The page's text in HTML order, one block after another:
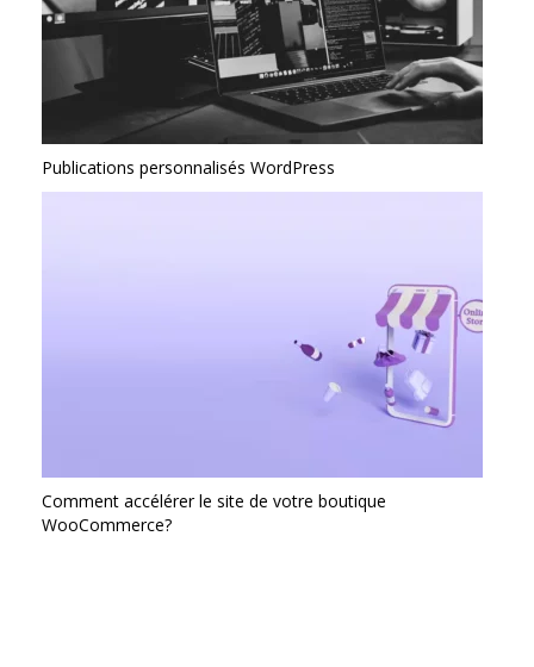
Publications personnalisés WordPress
Comment accélérer le site de votre boutique
WooCommerce?